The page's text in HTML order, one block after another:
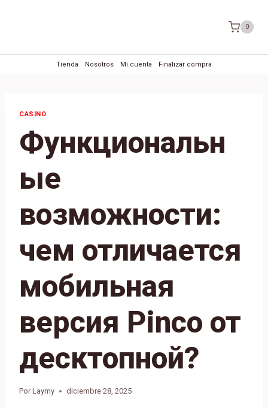
0
Tienda Nosotros Mi cuenta Finalizar compra
CASINO
Функциональн
ые
возможности:
чем отличается
мобильная
версия Pinco от
десктопной?
Por Laymy diciembre 28, 2025